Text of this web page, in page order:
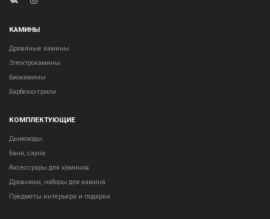
КАМИНЫ
Дровяные камины
Электрокамины
Биокамины
Барбекю-грили
КОМПЛЕКТУЮЩИЕ
Дымоходы
Баня, сауна
Аксессуары для каминов
Дровники, наборы для камина
Предметы интерьера и подарки